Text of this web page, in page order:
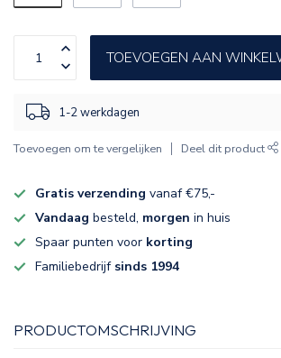
TOEVOEGEN AAN
1-2 werkdagen
Toevoegen om te vergelijken Deel dit product
Gratis verzending vanaf €75,-
Vandaag besteld, morgen in huis
Spaar punten voor korting
Familiebedrijf sinds 1994
PRODUCTOMSCHRIJVING